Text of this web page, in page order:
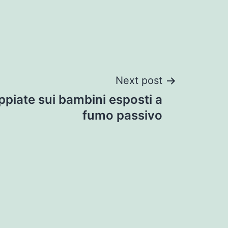
Next post
sui bambini esposti a
fumo passivo